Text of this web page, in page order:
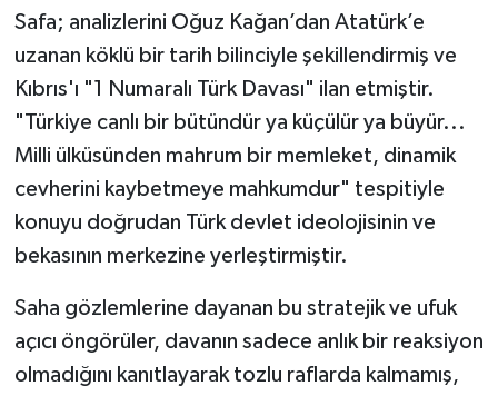
Safa; analizlerini Oğuz Kağan’dan Atatürk’e
uzanan köklü bir tarih bilinciyle şekillendirmiş ve
Kıbrıs'ı "1 Numaralı Türk Davası" ilan etmiştir.
"Türkiye canlı bir bütündür ya küçülür ya büyür...
Milli ülküsünden mahrum bir memleket, dinamik
cevherini kaybetmeye mahkumdur" tespitiyle
konuyu doğrudan Türk devlet ideolojisinin ve
bekasının merkezine yerleştirmiştir.
Saha gözlemlerine dayanan bu stratejik ve ufuk
açıcı öngörüler, davanın sadece anlık bir reaksiyon
olmadığını kanıtlayarak tozlu raflarda kalmamış,